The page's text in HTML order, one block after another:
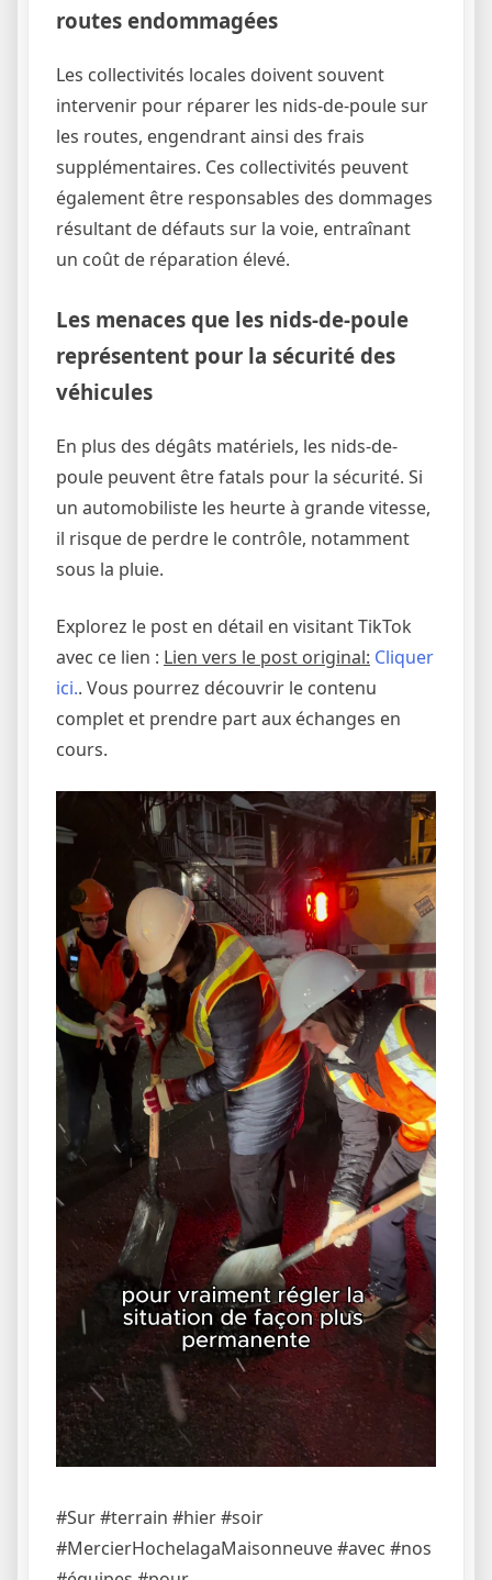
routes endommagées
Les collectivités locales doivent souvent
intervenir pour réparer les nids-de-poule sur
les routes, engendrant ainsi des frais
supplémentaires. Ces collectivités peuvent
également être responsables des dommages
résultant de défauts sur la voie, entraînant
un coût de réparation élevé.
Les menaces que les nids-de-poule
représentent pour la sécurité des
véhicules
En plus des dégâts matériels, les nids-de-
poule peuvent être fatals pour la sécurité. Si
un automobiliste les heurte à grande vitesse,
il risque de perdre le contrôle, notamment
sous la pluie.
Explorez le post en détail en visitant TikTok
avec ce lien : Lien vers le post original: Cliquer
ici.. Vous pourrez découvrir le contenu
complet et prendre part aux échanges en
cours.
#Sur #terrain #hier #soir
#MercierHochelagaMaisonneuve #avec #nos